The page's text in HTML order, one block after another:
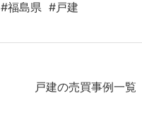
#福島県 #戸建
戸建の売買事例一覧